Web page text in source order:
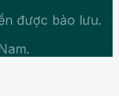
được bảo lưu.